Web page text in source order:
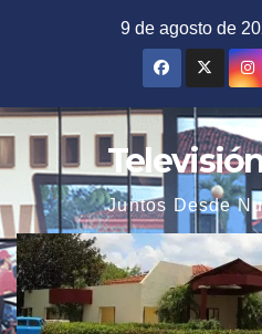
9 de agosto de
Juntos Desde